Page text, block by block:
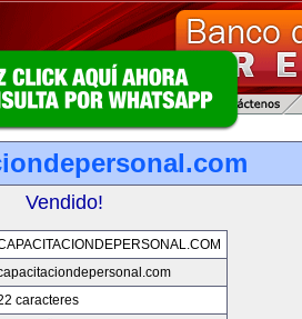
Vendido!
caracteres